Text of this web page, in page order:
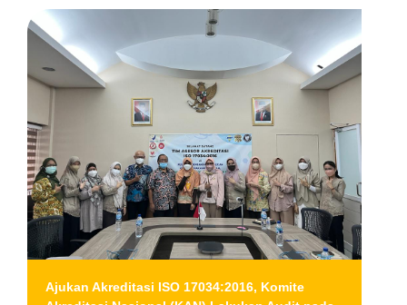
Ajukan Akreditasi ISO 17034:2016, Komite